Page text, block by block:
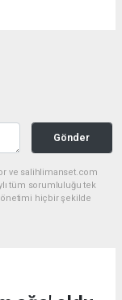
Gönder
ve salihlimanset.com
tüm sorumluluğu tek
hiçbir şekilde